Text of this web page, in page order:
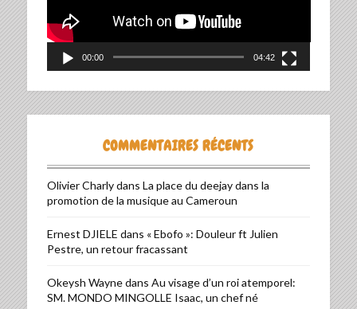
00:00 04:42
COMMENTAIRES RÉCENTS
Olivier Charlydans La place du deejay dans la
promotion de la musique au Cameroun
Ernest DJIELE dans « Ebofo »: Douleur ft Julien
Pestre, un retour fracassant
Okeysh Waynedans Au visage d’un roi atemporel:
SM. MONDO MINGOLLE Isaac, un chef né